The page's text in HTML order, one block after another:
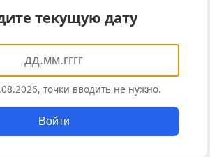
текущую дату
точки вводить не нужно.
Войти